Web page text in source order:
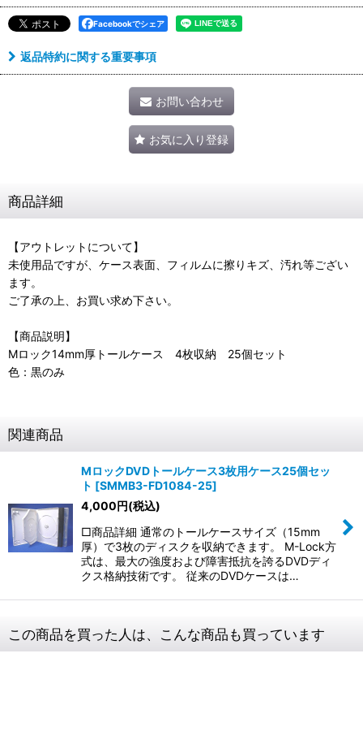
Facebookでシェア
返品特約に関する重要事項
お問い合わせ
お気に入り登録
商品詳細
【アウトレットについて】
未使用品ですが、ケース表面、フィルムに擦りキズ、汚れ等ござい
ます。
ご了承の上、お買い求め下さい。
【商品説明】
Mロック14mm厚トールケース 4枚収納 25個セット
色：黒のみ
関連商品
MロックDVDトールケース3枚用ケース25個セッ
ト [SMMB3-FD1084-25]
4,000円(税込)
□商品詳細 通常のトールケースサイズ（15mm
厚）で3枚のディスクを収納できます。 M-Lock方
式は、最大の強度および障害抵抗を誇るDVDディ
クス格納技術です。 従来のDVDケースは…
この商品を買った人は、こんな商品も買っています